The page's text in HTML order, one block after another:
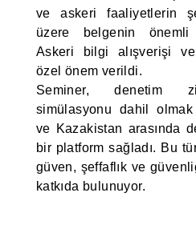
ve askeri faaliyetlerin
üzere belgenin
Askeri bilgi alışverişi
özel önem verildi.
Seminer, denetim
simülasyonu dahil
ve Kazakistan arasında
bir platform sağladı. Bu
güven, şeffaflık ve
katkıda bulunuyor.